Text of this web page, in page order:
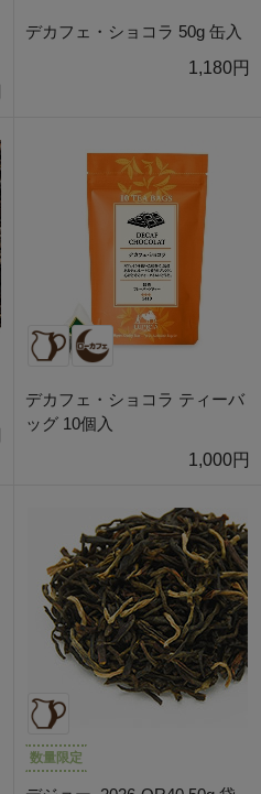
デカフェ・ショコラ 50g 缶入
1,180円
デカフェ・ショコラ ティーバ
ッグ 10個入
1,000円
数量限定